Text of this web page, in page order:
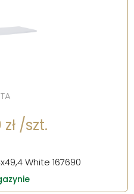
/szt.
White 167690